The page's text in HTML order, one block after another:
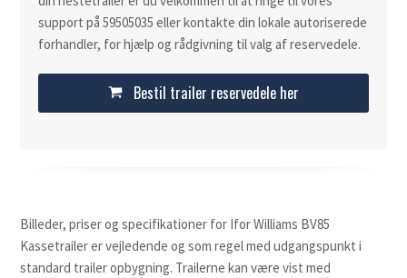
support på 59505035 eller kontakte din lokale autoriserede
forhandler, for hjælp og rådgivning til valg af reservedele.
Bestil trailer reservedele her
Billeder, priser og specifikationer for Ifor Williams BV85
Kassetrailer er vejledende og som regel med udgangspunkt i
standard trailer opbygning. Trailerne kan være vist med